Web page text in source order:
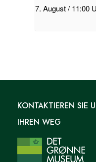
7. August / 11:00
KONTAKTIEREN SIE
IHREN WEG